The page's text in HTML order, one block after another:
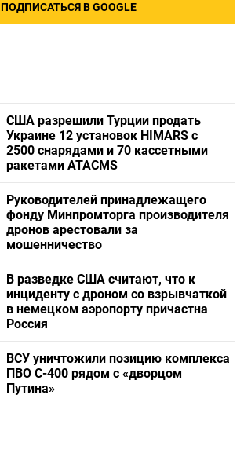
ПОДПИСАТЬСЯ В GOOGLE
США разрешили Турции продать
Украине 12 установок HIMARS с
2500 снарядами и 70 кассетными
ракетами ATACMS
Руководителей принадлежащего
фонду Минпромторга производителя
дронов арестовали за
мошенничество
В разведке США считают, что к
инциденту с дроном со взрывчаткой
в немецком аэропорту причастна
Россия
ВСУ уничтожили позицию комплекса
ПВО С-400 рядом с «дворцом
Путина»